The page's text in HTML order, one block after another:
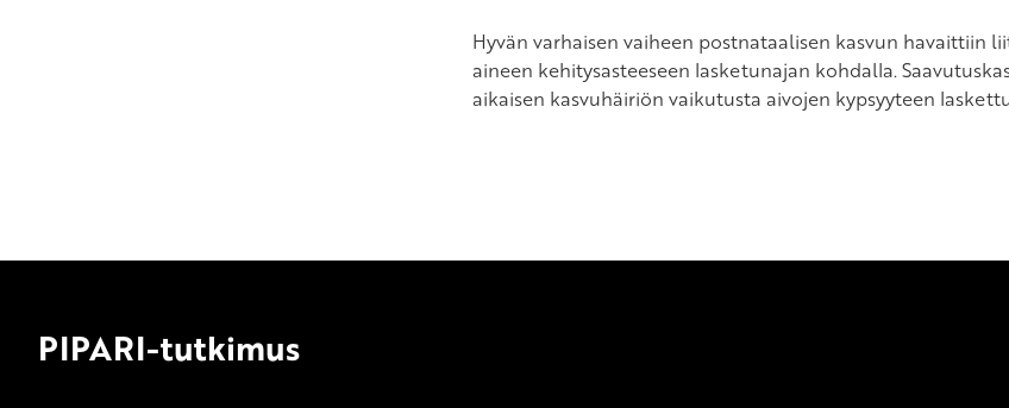
Hyvän varhaisen vaiheen postnataalisen kasvun havaittiin
aineen kehitysasteeseen lasketunajan kohdalla.
aikaisen kasvuhäiriön vaikutusta aivojen kypsyyteen
PIPARI-tutkimus